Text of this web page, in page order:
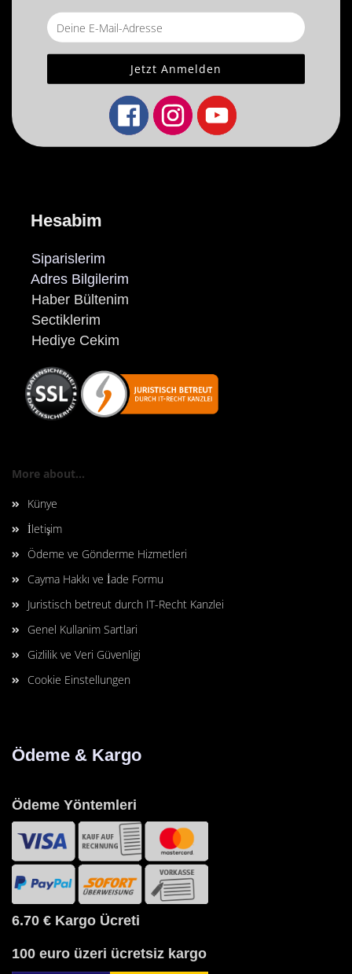
Hesabim
Siparislerim
Adres Bilgilerim
Haber Bültenim
Sectiklerim
Hediye Cekim
More about...
Künye
İletişim
Ödeme ve Gönderme Hizmetleri
Cayma Hakkı ve İade Formu
Juristisch betreut durch IT-Recht Kanzlei
Genel Kullanim Sartlari
Gizlilik ve Veri Güvenligi
Cookie Einstellungen
Ödeme & Kargo
Ödeme Yöntemleri
6.70 € Kargo Ücreti
100 euro üzeri ücretsiz kargo